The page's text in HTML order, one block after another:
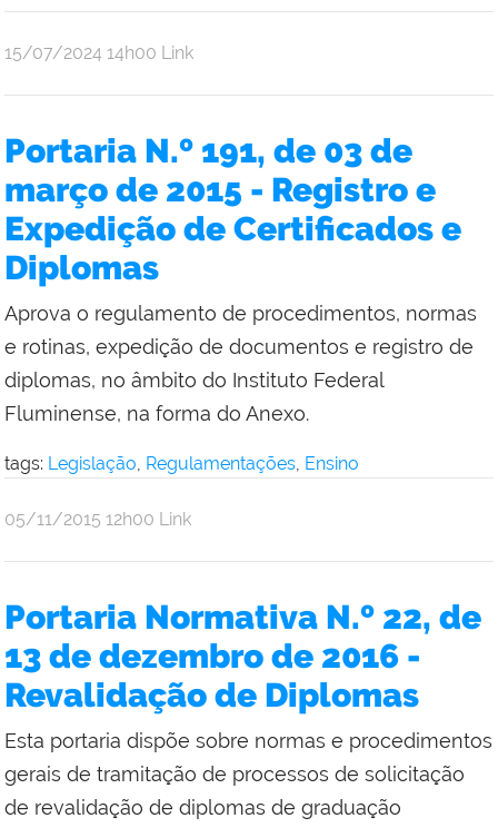
por
publicado
15/07/2024 14h00 Link
Portaria N.º 191, de 03 de
março de 2015 - Registro e
Expedição de Certificados e
Diplomas
Aprova o regulamento de procedimentos, normas
e rotinas, expedição de documentos e registro de
diplomas, no âmbito do Instituto Federal
Fluminense, na forma do Anexo.
tags: Legislação, Regulamentações, Ensino
por
Reitoria
publicado
05/11/2015 12h00 Link
Portaria Normativa N.º 22, de
13 de dezembro de 2016 -
Revalidação de Diplomas
Esta portaria dispõe sobre normas e procedimentos
gerais de tramitação de processos de solicitação
de revalidação de diplomas de graduação